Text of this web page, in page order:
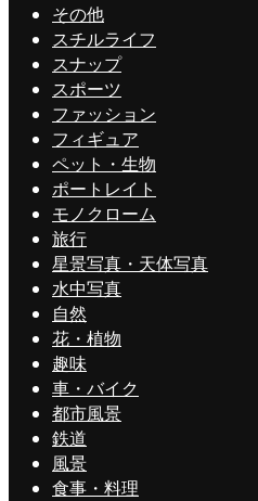
その他
スチルライフ
スナップ
スポーツ
ファッション
フィギュア
ペット・生物
ポートレイト
モノクローム
旅行
星景写真・天体写真
水中写真
自然
花・植物
趣味
車・バイク
都市風景
鉄道
風景
食事・料理